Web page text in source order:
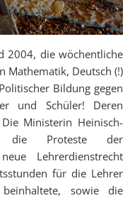
2004, die wöchentliche
Mathematik, Deutsch (!)
Bildung gegen
und Schüler! Deren
Ministerin Heinisch-
die Proteste der
Lehrerdienstrecht
für die Lehrer
beinhaltete, sowie die